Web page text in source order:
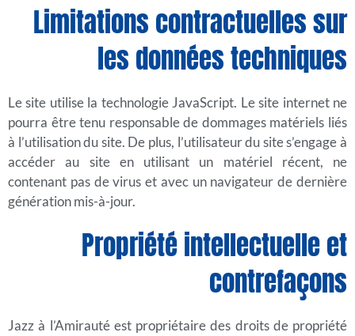
Limitations contractuelles sur
les données techniques
Le site utilise la technologie JavaScript. Le site internet ne
pourra être tenu responsable de dommages matériels liés
à l’utilisation du site. De plus, l’utilisateur du site s’engage à
accéder au site en utilisant un matériel récent, ne
contenant pas de virus et avec un navigateur de dernière
génération mis-à-jour.
Propriété intellectuelle et
contrefaçons
Jazz à l’Amirauté est propriétaire des droits de propriété